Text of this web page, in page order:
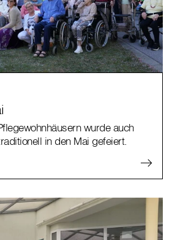
wurde auch
in den Mai gefeiert.